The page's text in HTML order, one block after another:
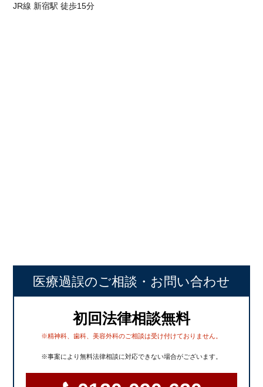
JR線 新宿駅 徒歩15分
医療過誤のご相談 ・お問い合わせ
初回法律相談無料
※精神科、歯科、美容外科のご相談は受け付けておりません。
※事案により無料法律相談に対応できない場合がございます。